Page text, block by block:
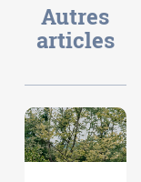
Autres
articles